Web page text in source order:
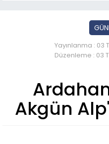
Yayınlanma : 03
Düzenleme : 03
Akgün